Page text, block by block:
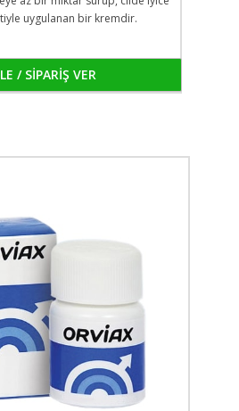
uygulanan bir kremdir.
/ SİPARİŞ VER